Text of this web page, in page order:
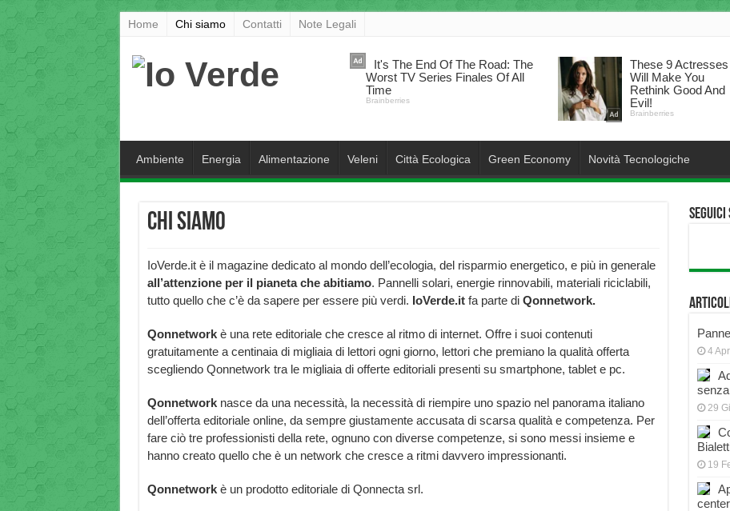
Home Chi siamo Contatti Note Legali
Ambiente Energia Alimentazione Veleni Città Ecologica Green Economy Novità Tecnologiche
Chi siamo
IoVerde.it è il magazine dedicato al mondo dell’ecologia, del risparmio energetico, e più in generale
all’attenzione per il pianeta che abitiamo. Pannelli solari, energie rinnovabili, materiali riciclabili,
tutto quello che c’è da sapere per essere più verdi. IoVerde.itfa parte di Qonnetwork.
Qonnetworkè una rete editoriale che cresce al ritmo di internet. Offre i suoi contenuti
gratuitamente a centinaia di migliaia di lettori ogni giorno, lettori che premiano la qualità offerta
scegliendo Qonnetwork tra le migliaia di offerte editoriali presenti su smartphone, tablet e pc.
Qonnetworknasce da una necessità, la necessità di riempire uno spazio nel panorama italiano
dell’offerta editoriale online, da sempre giustamente accusata di scarsa qualità e competenza. Per
fare ciò tre professionisti della rete, ognuno con diverse competenze, si sono messi insieme e
hanno creato quello che è un network che cresce a ritmi davvero impressionanti.
Qonnetworkè un prodotto editoriale di Qonnecta srl.
Seguici
4
29
19
center